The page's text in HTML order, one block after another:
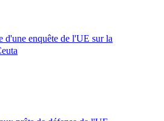
d'une enquête de l'UE sur la